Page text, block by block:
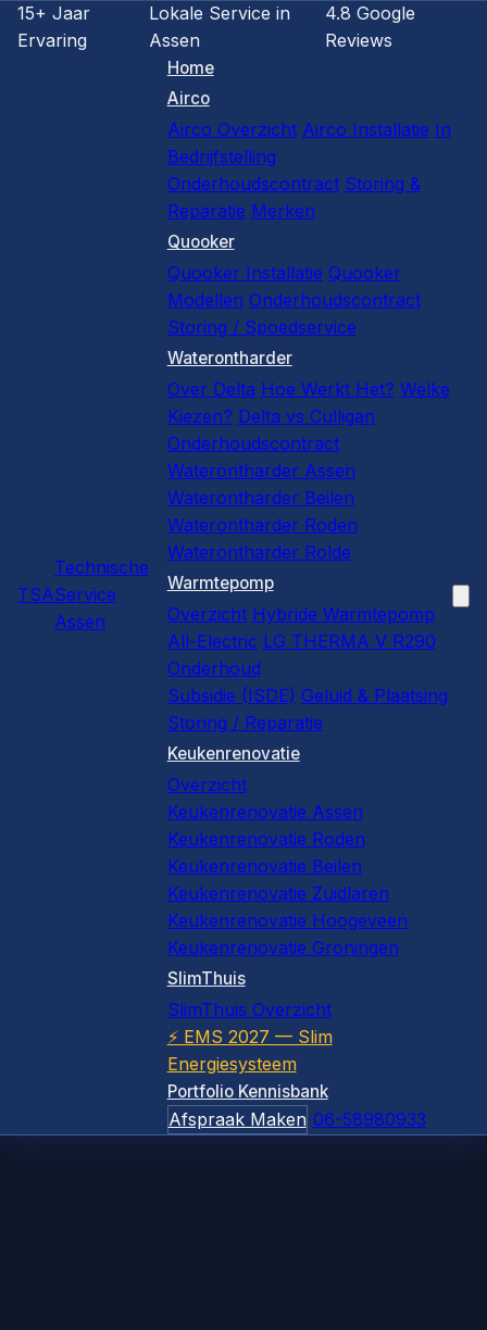
15+ Jaar
Ervaring
Lokale Service in
Assen
4.8 Google
Reviews
TSA
Technische
Service
Assen
Home
Airco
Airco Overzicht Airco Installatie In
Bedrijfstelling
Onderhoudscontract Storing &
Reparatie Merken
Quooker
Quooker Installatie Quooker
Modellen Onderhoudscontract
Storing / Spoedservice
Waterontharder
Over Delta Hoe Werkt Het? Welke
Kiezen? Delta vs Culligan
Onderhoudscontract
Waterontharder Assen
Waterontharder Beilen
Waterontharder Roden
Waterontharder Rolde
Warmtepomp
Overzicht Hybride Warmtepomp
All-Electric LG THERMA V R290
Onderhoud
Subsidie (ISDE) Geluid & Plaatsing
Storing / Reparatie
Keukenrenovatie
Overzicht
Keukenrenovatie Assen
Keukenrenovatie Roden
Keukenrenovatie Beilen
Keukenrenovatie Zuidlaren
Keukenrenovatie Hoogeveen
Keukenrenovatie Groningen
SlimThuis
SlimThuis Overzicht
⚡ EMS 2027 — Slim
Energiesysteem
Portfolio Kennisbank
Afspraak Maken 06-58980933